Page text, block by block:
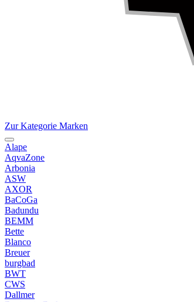
Zur Kategorie Marken
Alape
AqvaZone
Arbonia
ASW
AXOR
BaCoGa
Badundu
BEMM
Bette
Blanco
Breuer
burgbad
BWT
CWS
Dallmer